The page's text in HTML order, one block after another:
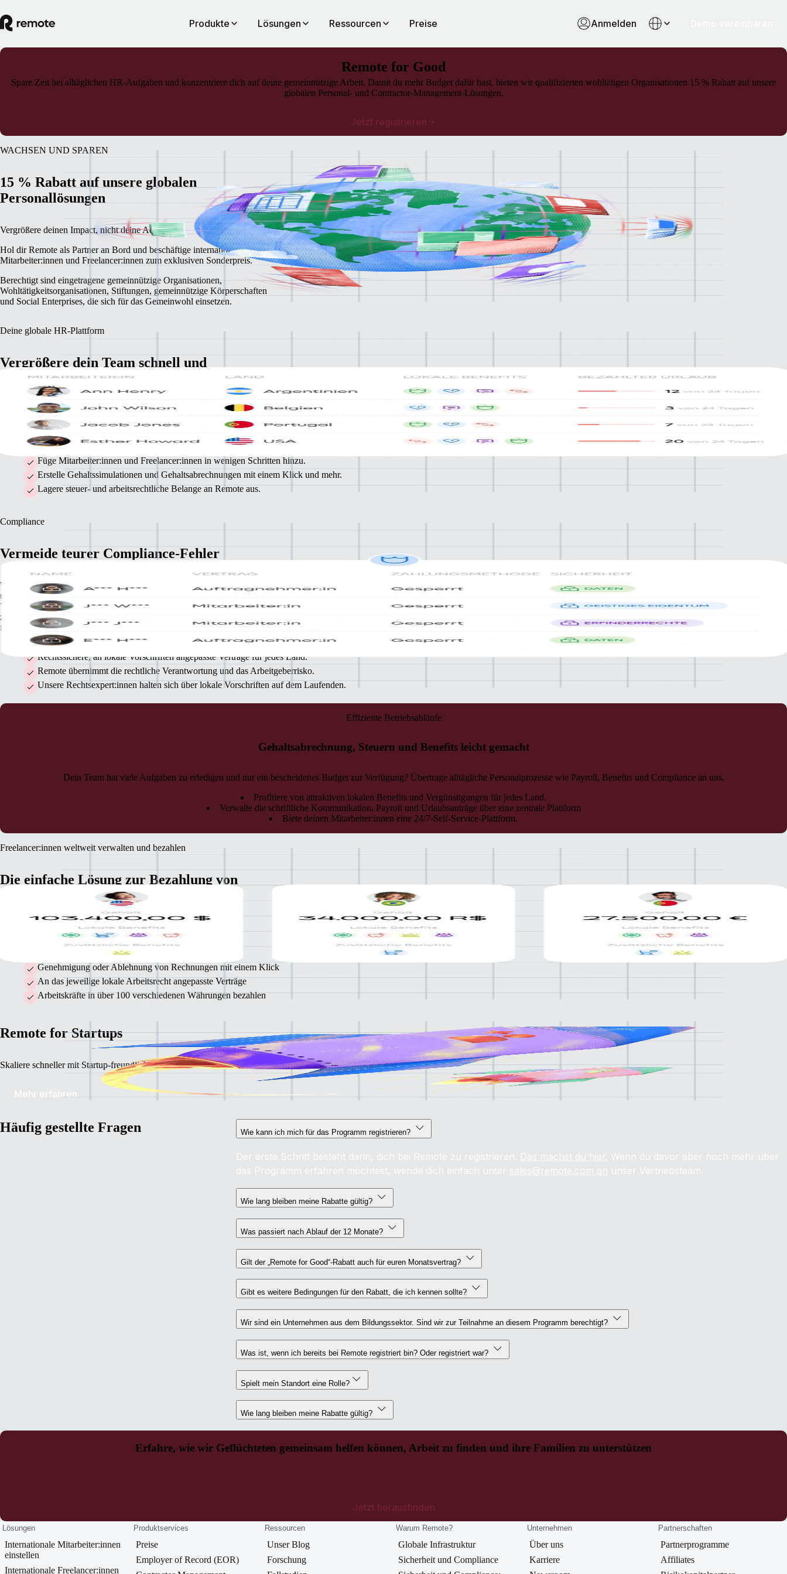
Produkte Lösungen Ressourcen Preise Anmelden
Remote for Good
Spare Zeit bei alltäglichen HR-Aufgaben und konzentriere dich auf deine gemeinnützige Arbeit. Damit du mehr Budget dafür hast, bieten wir qualifizierten wohltätigen Organisationen 15 % Rabatt auf unsere
globalen Personal- und Contractor-Management-Lösungen.
Jetzt registrieren
WACHSEN UND SPAREN
15 % Rabatt auf unsere globalen
Personallösungen
Vergrößere deinen Impact, nicht deine Admin.
Hol dir Remote als Partner an Bord und beschäftige internationale
Mitarbeiter:innen und Freelancer:innen zum exklusiven Sonderpreis.
Berechtigt sind eingetragene gemeinnützige Organisationen,
Wohltätigkeitsorganisationen, Stiftungen, gemeinnützige Körperschaften
und Social Enterprises, die sich für das Gemeinwohl einsetzen.
Deine globale HR-Plattform
Vergrößere dein Team schnell und
rechtskonform
Mit unserer All-in-one-Plattform kannst du internationale Freelancer:innen
und Mitarbeiter:innen leicht onboarden und bezahlen. So hast du mehr Zeit,
dich auf deine Mission zu konzentrieren.
Füge Mitarbeiter:innen und Freelancer:innen in wenigen Schritten hinzu.
Erstelle Gehaltssimulationen und Gehaltsabrechnungen mit einem Klick und mehr.
Lagere steuer- und arbeitsrechtliche Belange an Remote aus.
Compliance
Vermeide teurer Compliance-Fehler
Wer verantwortlich für eine Organisation oder ein Unternehmen ist, muss
unzählige Aufgaben erledigen. Lokale, sich kontinuierlich ändernde
Vorschriften sollten nicht dazu gehören. Wenn du mit uns
zusammenarbeitest, übernehmen das unsere HR- und Rechtsexpert:innen
für dich.
Rechtssichere, an lokale Vorschriften angepasste Verträge für jedes Land.
Remote übernimmt die rechtliche Verantwortung und das Arbeitgeberrisko.
Unsere Rechtsexpert:innen halten sich über lokale Vorschriften auf dem Laufenden.
Effiziente Betriebsabläufe
Gehaltsabrechnung, Steuern und Benefits leicht gemacht
Dein Team hat viele Aufgaben zu erledigen und nur ein bescheidenes Budget zur Verfügung? Übertrage alltägliche Personalprozesse wie Payroll, Benefits und Compliance an uns.
Profitiere von attraktiven lokalen Benefits und Vergünstigungen für jedes Land.
Verwalte die schriftliche Kommunikation, Payroll und Urlaubsanträge über eine zentrale Plattform
Biete deinen Mitarbeiter:innen eine 24/7-Self-Service-Plattform.
Freelancer:innen weltweit verwalten und bezahlen
Die einfache Lösung zur Bezahlung von
Freelancer:innen
Endlich Sicherheit bei der Abrechnung und Bezahlung von
Auftragnehmer:innen überall auf der Welt.
Genehmigung oder Ablehnung von Rechnungen mit einem Klick
An das jeweilige lokale Arbeitsrecht angepasste Verträge
Arbeitskräfte in über 100 verschiedenen Währungen bezahlen
Remote for Startups
Skaliere schneller mit Startup-freundlichen Preisen.
Mehr erfahren
Häufig gestellte Fragen Wie kann ich mich für das Programm registrieren?
Der erste Schritt besteht darin, dich bei Remote zu registrieren. Das machst du hier. Wenn du davor aber noch mehr über
das Programm erfahren möchtest, wende dich einfach unter sales@remote.com an unser Vertriebsteam.
Wie lang bleiben meine Rabatte gültig?
Was passiert nach Ablauf der 12 Monate?
Gilt der „Remote for Good“-Rabatt auch für euren Monatsvertrag?
Gibt es weitere Bedingungen für den Rabatt, die ich kennen sollte?
Wir sind ein Unternehmen aus dem Bildungssektor. Sind wir zur Teilnahme an diesem Programm berechtigt?
Was ist, wenn ich bereits bei Remote registriert bin? Oder registriert war?
Spielt mein Standort eine Rolle?
Wie lang bleiben meine Rabatte gültig?
Erfahre, wie wir Geflüchteten gemeinsam helfen können, Arbeit zu finden und ihre Familien zu unterstützen
Jetzt herausfinden
Lösungen
Internationale Mitarbeiter:innen
einstellen
Internationale Freelancer:innen
Produktservices
Preise
Employer of Record (EOR)
Ressourcen
Unser Blog
Forschung
Warum Remote?
Globale Infrastruktur
Sicherheit und Compliance
Unternehmen
Über uns
Karriere
Partnerschaften
Partnerprogramme
Affiliates